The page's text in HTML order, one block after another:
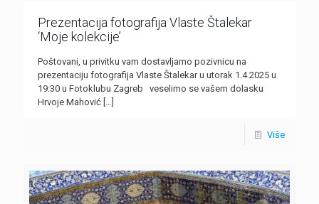
Prezentacija fotografija Vlaste Štalekar
‘Moje kolekcije’
Poštovani, u privitku vam dostavljamo pozivnicu na
prezentaciju fotografija Vlaste Štalekar u utorak 1.4.2025 u
19:30 u Fotoklubu Zagreb veselimo se vašem dolasku
Hrvoje Mahović […]
Više